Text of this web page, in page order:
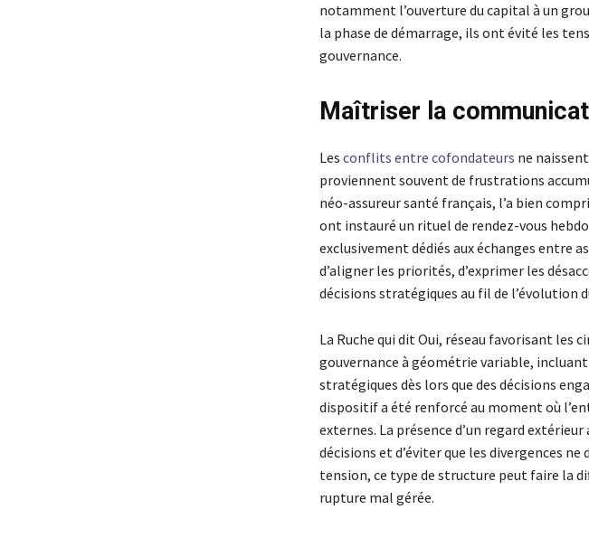
notamment l’ouverture du capital à un
la phase de démarrage, ils ont évité les
gouvernance.
Maîtriser la
Les conflits entre cofondateurs ne
proviennent souvent de frustrations
néo-assureur santé français, l’a bien
ont instauré un rituel de rendez-vous
exclusivement dédiés aux échanges entre
d’aligner les priorités, d’exprimer les
décisions stratégiques au fil de l’évolution
La Ruche qui dit Oui, réseau favorisant les
gouvernance à géométrie variable,
stratégiques dès lors que des décisions
dispositif a été renforcé au moment où
externes. La présence d’un regard
décisions et d’éviter que les divergences
tension, ce type de structure peut faire la
rupture mal gérée.